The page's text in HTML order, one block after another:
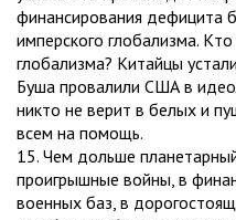
финансирования дефицита
имперского глобализма.
глобализма? Китайцы
Буша провалили США в
никто не верит в белых и
всем на помощь.
15. Чем дольше
проигрышные войны, в
военных баз, в